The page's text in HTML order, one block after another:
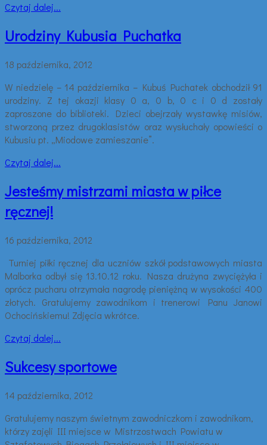
Czytaj dalej...
Urodziny Kubusia Puchatka
18 października, 2012
W niedzielę – 14 października – Kubuś Puchatek obchodził 91
urodziny. Z tej okazji klasy 0 a, 0 b, 0 c i 0 d zostały
zaproszone do biblioteki. Dzieci obejrzały wystawkę misiów,
stworzoną przez drugoklasistów oraz wysłuchały opowieści o
Kubusiu pt. „Miodowe zamieszanie”.
Czytaj dalej...
Jesteśmy mistrzami miasta w piłce
ręcznej!
16 października, 2012
Turniej piłki ręcznej dla uczniów szkół podstawowych miasta
Malborka odbył się 13.10.12 roku. Nasza drużyna zwyciężyła i
oprócz pucharu otrzymała nagrodę pieniężną w wysokości 400
złotych. Gratulujemy zawodnikom i trenerowi Panu Janowi
Ochocińskiemu! Zdjęcia wkrótce.
Czytaj dalej...
Sukcesy sportowe
14 października, 2012
Gratulujemy naszym świetnym zawodniczkom i zawodnikom,
którzy zajęli III miejsce w Mistrzostwach Powiatu w